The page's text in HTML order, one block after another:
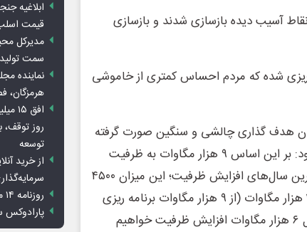
آسیب دیده بازسازی شدند و بازسازی
ریزی شده که مردم احساس کمتری از خاموشی
هدف گذاری چالشی و سنگین صورت گرفته
که به بخش های مختلف ابلاغ شده است، افزود: بر این اساس ۹ هزار مگاوات به ظرفیت
اضافه می شود و این در حالی است که در بهترین سال‌های افزایش ظرفیت؛ این میزان ۴۵۰۰
مگاوات بود، بعبارتی اکنون ۲ برابر شده البته ۳ هزار مگاوات (از ۹ هزار مگاوات برنامه ریزی
شده) ناشی از حوادث جنگ است. یعنی امسال ۶ هزار مگاوات افزایش ظرفیت خواهیم
قیمت
مدیرکل
سمت
نماینده
هرمزگان،
روز
توسعه
از خرید
روزنامه ۱۴ مرداد
پارادوکس